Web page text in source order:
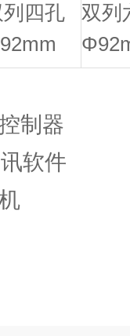
四孔
双列
制器
软件